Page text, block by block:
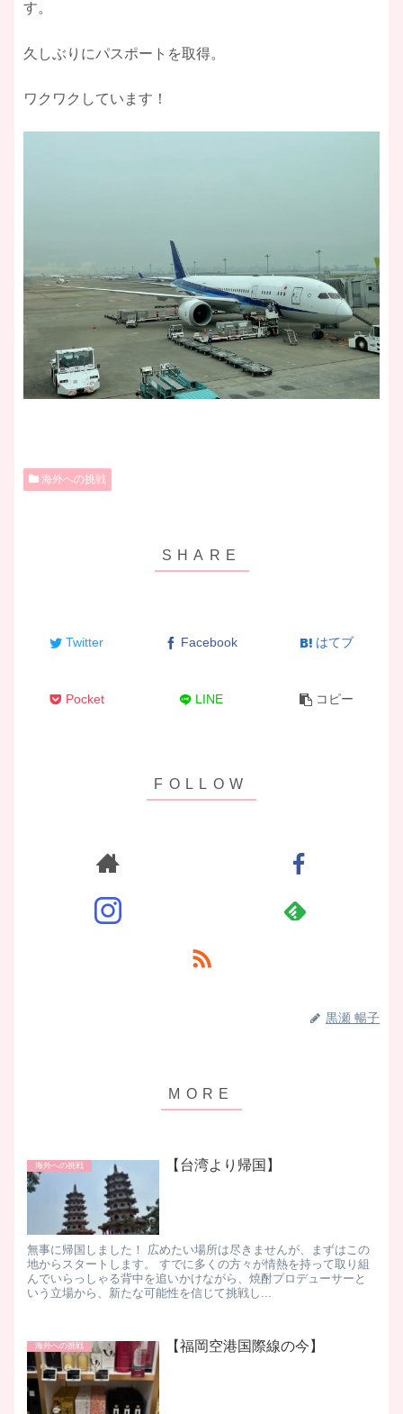
す。
久しぶりにパスポートを取得。
ワクワクしています！
海外への挑戦
Twitter Facebook はてブ
Pocket LINE コピー
黒瀬 暢子
海外への挑戦 【台湾より帰国】
無事に帰国しました！ 広めたい場所は尽きませんが、まずはこの
地からスタートします。 すでに多くの方々が情熱を持って取り組
んでいらっしゃる背中を追いかけながら、焼酎プロデューサーと
いう立場から、新たな可能性を信じて挑戦し...
海外への挑戦 【福岡空港国際線の今】